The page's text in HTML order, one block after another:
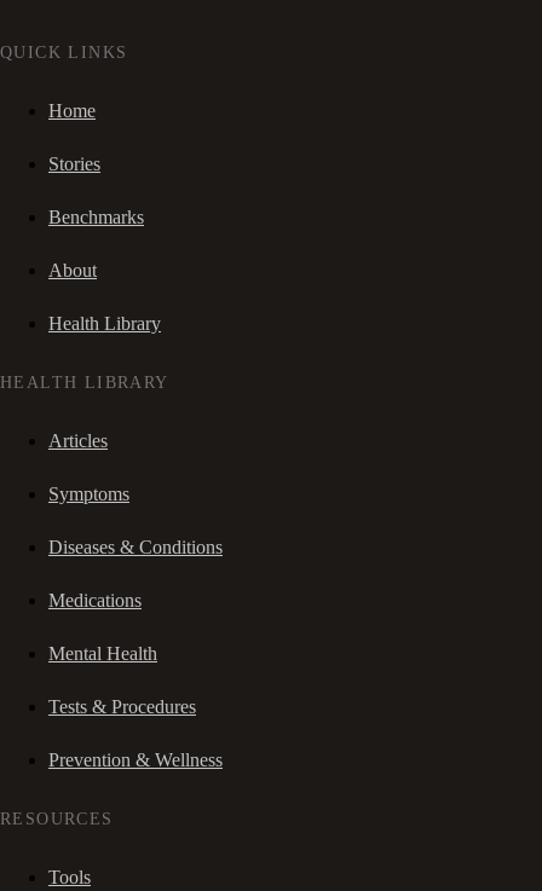
QUICK LINKS
Home
Stories
Benchmarks
About
Health Library
HEALTH LIBRARY
Articles
Symptoms
Diseases & Conditions
Medications
Mental Health
Tests & Procedures
Prevention & Wellness
RESOURCES
Tools